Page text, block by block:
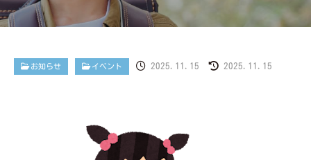
お知らせ イベント 2025.11.15 2025.11.15